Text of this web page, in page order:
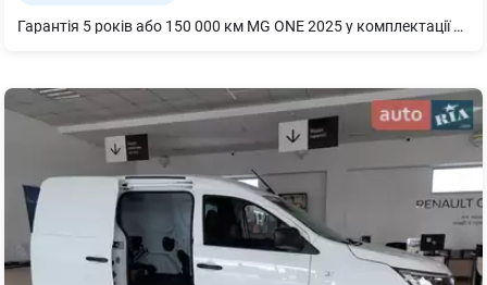
Гарантія 5 років або 150 000 км MG ONE 2025 у комплектації LUX Двигун 1.5Т 170 к.с. та автоматична коробка CVT (найкраща в класі) Адаптивний круїз-контроль Камери 360 огляду Потрійний екран Бездротова зарядка Сліпі зони Клімат-контроль